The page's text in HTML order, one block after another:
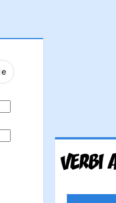
VERBI